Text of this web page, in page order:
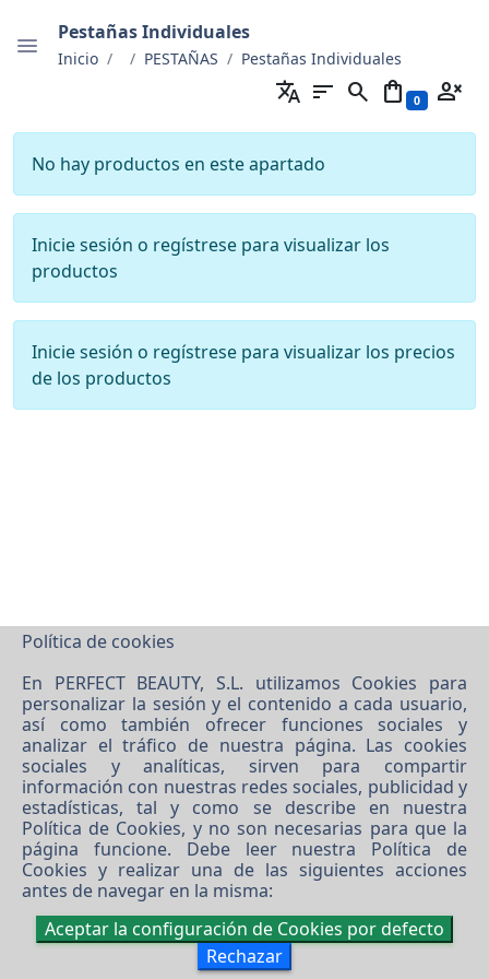
Pestañas Individuales
Inicio PESTAÑAS Pestañas Individuales
translate sort search shopping_bag 0 person_cancel
No hay productos en este apartado
Inicie sesión o regístrese para visualizar los
productos
Inicie sesión o regístrese para visualizar los precios
de los productos
©2026 PERFECT BEAUTY, S.L.
Software XgestEvo
Política de cookies
En PERFECT BEAUTY, S.L. utilizamos Cookies para
personalizar la sesión y el contenido a cada usuario,
así como también ofrecer funciones sociales y
analizar el tráfico de nuestra página. Las cookies
sociales y analíticas, sirven para compartir
información con nuestras redes sociales, publicidad y
estadísticas, tal y como se describe en nuestra
Política de Cookies, y no son necesarias para que la
página funcione. Debe leer nuestra Política de
Cookies y realizar una de las siguientes acciones
antes de navegar en la misma:
Aceptar la configuración de Cookies por defecto
Rechazar